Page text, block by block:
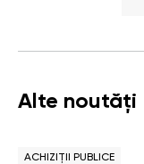
Alte noutăți
ACHIZIȚII PUBLICE